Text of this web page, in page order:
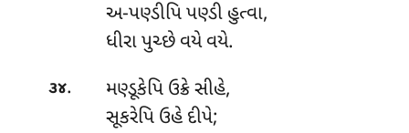
અ-પણ્ડીપિપણ્ડી હુત્વા,
ધીરા પુચ્છે વયે વયે.
૩૪.
મણ્ડૂકેપિ ઉક્રે સીહે,
સૂકરેપિ ઉહે દીપે;